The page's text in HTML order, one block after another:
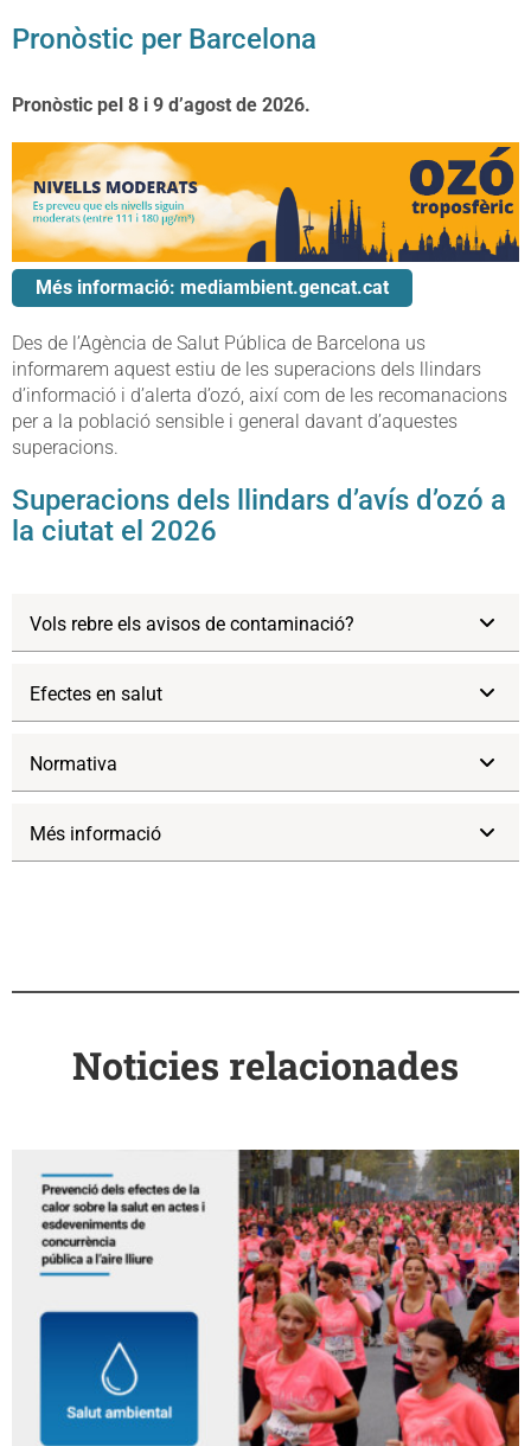
Pronòstic per Barcelona
Pronòstic pel 8 i 9 d’agost de 2026.
Més informació: mediambient.gencat.cat
Des de l’Agència de Salut Pública de Barcelona us
informarem aquest estiu de les superacions dels llindars
d’informació i d’alerta d’ozó, així com de les recomanacions
per a la població sensible i general davant d’aquestes
superacions.
Superacions dels llindars d’avís d’ozó a
la ciutat el 2026
Vols rebre els avisos de contaminació?
Efectes en salut
Normativa
Més informació
Noticies relacionades